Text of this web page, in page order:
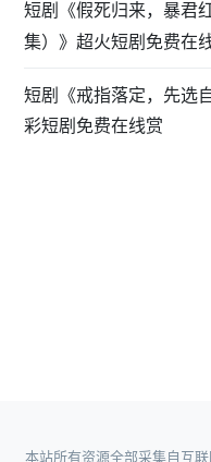
短剧《假死归来，暴君
集）》超火短剧免费在
短剧《戒指落定，先选
彩短剧免费在线赏
本站所有资源全部采集自互